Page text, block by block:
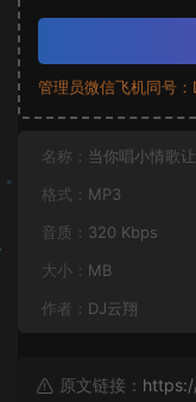
管理员微信飞机同号
名称： 当你唱小情歌
格式： MP3
音质： 320 Kbps
大小： MB
作者： DJ云翔
原文链接：